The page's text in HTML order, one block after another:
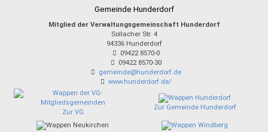
Gemeinde Hunderdorf
Mitglied der Verwaltungsgemeinschaft Hunderdorf
Sollacher Str. 4
94336 Hunderdorf
09422 8570-0
09422 8570-30
gemeinde@hunderdorf.de
www.hunderdorf.de/
Zur VG
Zur Gemeinde Hunderdorf